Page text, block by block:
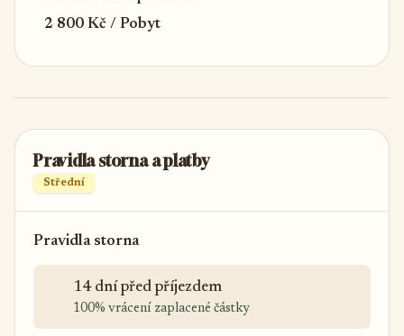
2 800 Kč / Pobyt
Pravidla storna a platby
Střední
Pravidla storna
14 dní před příjezdem
100% vrácení zaplacené částky